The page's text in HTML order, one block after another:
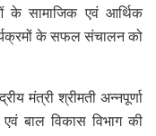
के सामाजिक एवं आर्थिक
के सफल संचालन को
मंत्री श्रीमती अन्नपूर्णा
बाल विकास विभाग की